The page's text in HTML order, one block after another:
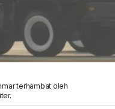
terhambat oleh